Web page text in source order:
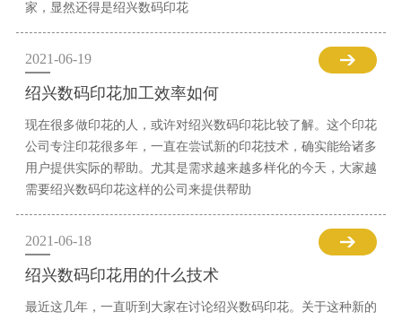
家，显然还得是绍兴数码印花
2021-06-19
绍兴数码印花加工效率如何
现在很多做印花的人，或许对绍兴数码印花比较了解。这个印花
公司专注印花很多年，一直在尝试新的印花技术，确实能给诸多
用户提供实际的帮助。尤其是需求越来越多样化的今天，大家越
需要绍兴数码印花这样的公司来提供帮助
2021-06-18
绍兴数码印花用的什么技术
最近这几年，一直听到大家在讨论绍兴数码印花。关于这种新的